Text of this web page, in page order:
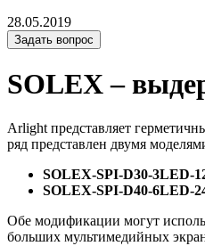
28.05.2019
Задать вопрос
SOLEX –
Arlight представляет
ряд представлен двумя
SOLEX-SPI-D30-3LED-
SOLEX-SPI-D40-6LED-
Обе модификации могут
больших мультимедийных